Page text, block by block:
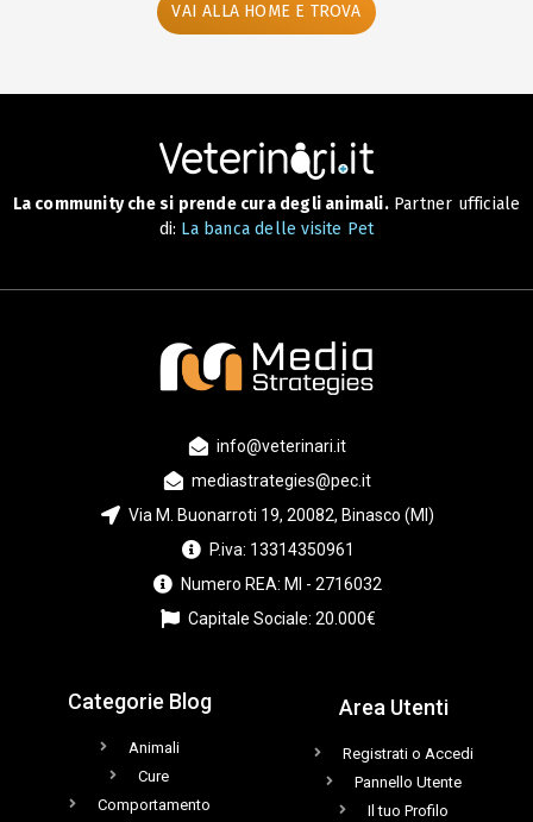
VAI ALLA HOME E TROVA
La community che si prende cura degli animali.Partner ufficiale
di: La banca delle visite Pet
info@veterinari.it
mediastrategies@pec.it
Via M. Buonarroti 19, 20082, Binasco (MI)
P.iva: 13314350961
Numero REA: MI - 2716032
Capitale Sociale: 20.000€
Categorie Blog
Animali
Cure
Comportamento
Area Utenti
Registrati o Accedi
Pannello Utente
Il tuo Profilo